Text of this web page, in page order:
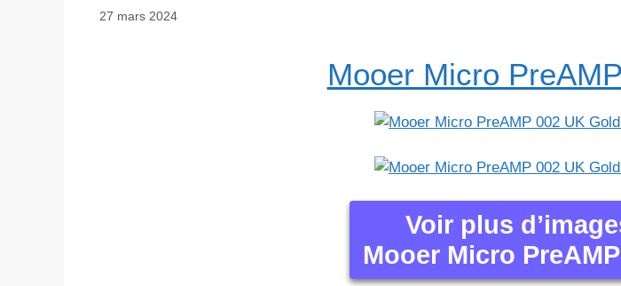
27 mars 2024
Mooer Micro
Voir plus
Mooer Micro